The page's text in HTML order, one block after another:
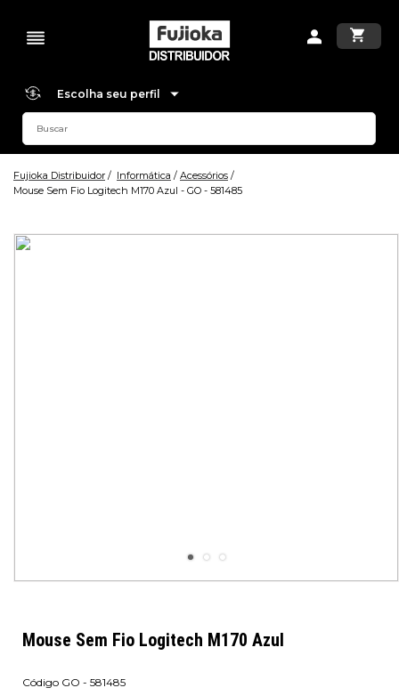
Escolha seu perfil
Fujioka Distribuidor Informática
Acessórios
Mouse Sem Fio Logitech M170 Azul - GO - 581485
Mouse Sem Fio Logitech M170 Azul
GO - 581485